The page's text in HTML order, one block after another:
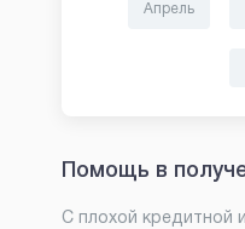
Апрель
Помощь в
С плохой кредитной